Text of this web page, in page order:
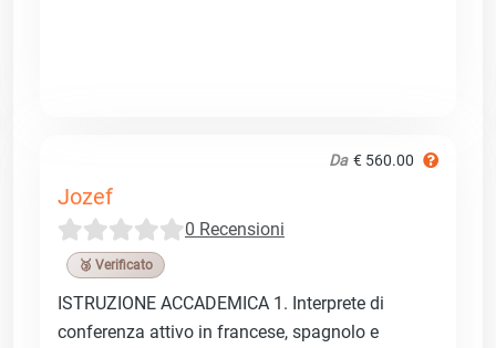
Da € 560.00
Jozef
0 Recensioni
🥉 Verificato
ISTRUZIONE ACCADEMICA 1. Interprete di
conferenza attivo in francese, spagnolo e